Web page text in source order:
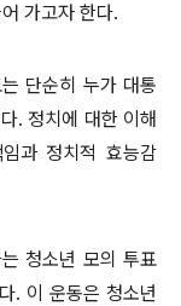
가고자 한다.
단순히 누가 대통
. 정치에 대한 이해
과 정치적 효능감
청소년 모의 투표
. 이 운동은 청소년